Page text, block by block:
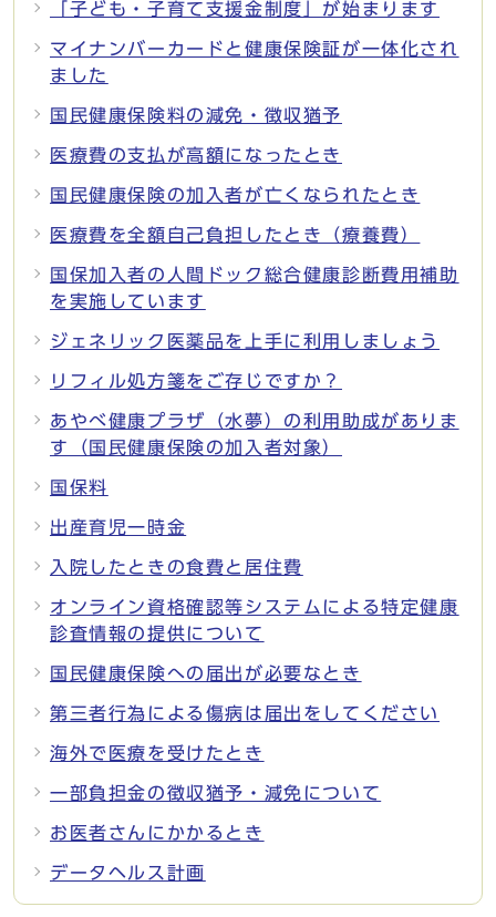
「子ども・子育て支援金制度」が始まります
マイナンバーカードと健康保険証が一体化され
ました
国民健康保険料の減免・徴収猶予
医療費の支払が高額になったとき
国民健康保険の加入者が亡くなられたとき
医療費を全額自己負担したとき（療養費）
国保加入者の人間ドック総合健康診断費用補助
を実施しています
ジェネリック医薬品を上手に利用しましょう
リフィル処方箋をご存じですか？
あやべ健康プラザ（水夢）の利用助成がありま
す（国民健康保険の加入者対象）
国保料
出産育児一時金
入院したときの食費と居住費
オンライン資格確認等システムによる特定健康
診査情報の提供について
国民健康保険への届出が必要なとき
第三者行為による傷病は届出をしてください
海外で医療を受けたとき
一部負担金の徴収猶予・減免について
お医者さんにかかるとき
データヘルス計画